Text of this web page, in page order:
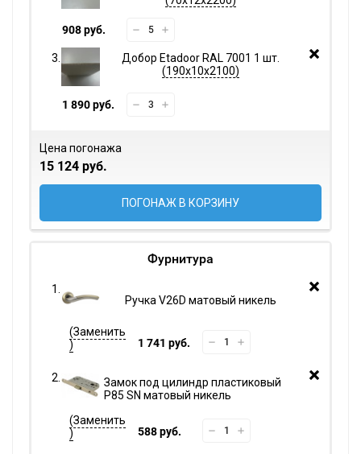
908 руб.
Добор Etadoor RAL 7001 1 шт.
190х10х2100
1 890 руб.
Цена погонажа
15 124 руб.
ПОГОНАЖ В КОРЗИНУ
Фурнитура
Ручка V26D матовый никель
1 741 руб.
Замок под цилиндр пластиковый
P85 SN матовый никель
588 руб.